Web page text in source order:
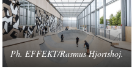
Ph. EFFEKT/Rasmus Hjortshoj.